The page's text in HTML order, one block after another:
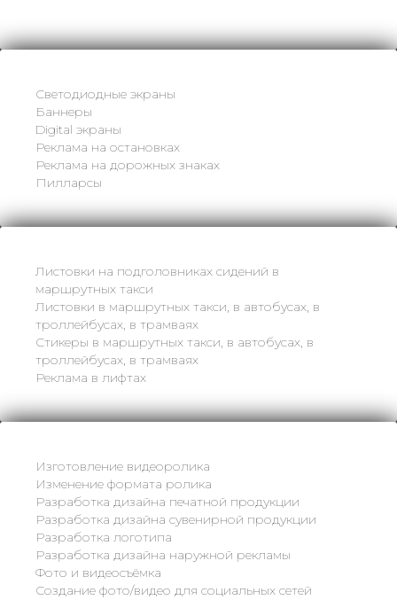
Светодиодные экраны
Баннеры
Digital экраны
Реклама на остановках
Реклама на дорожных знаках
Пилларсы
Листовки на подголовниках сидений в
маршрутных такси
Листовки в маршрутных такси, в автобусах, в
троллейбусах, в трамваях
Стикеры в маршрутных такси, в автобусах, в
троллейбусах, в трамваях
Реклама в лифтах
Изготовление видеоролика
Изменение формата ролика
Разработка дизайна печатной продукции
Разработка дизайна сувенирной продукции
Разработка логотипа
Разработка дизайна наружной рекламы
Фото и видеосъёмка
Создание фото/видео для социальных сетей